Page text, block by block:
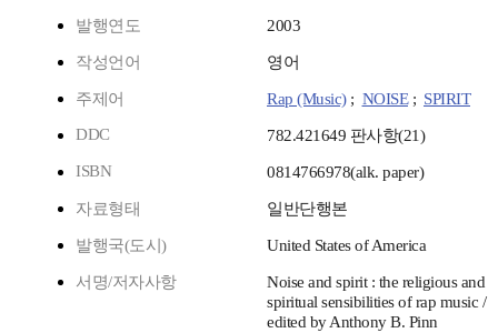
발행연도 2003
작성언어 영어
주제어 Rap (Music); NOISE; SPIRIT
DDC
782.421649 판사항(21)
ISBN
0814766978(alk. paper)
자료형태 일반단행본
발행국(도시) United States of America
서명/저자사항
Noise and spirit : the religious and
spiritual sensibilities of rap music /
edited by Anthony B. Pinn